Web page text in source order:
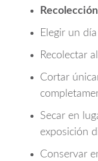
Elegir un
Recolectar
Cortar
Secar en
exposición
Conservar